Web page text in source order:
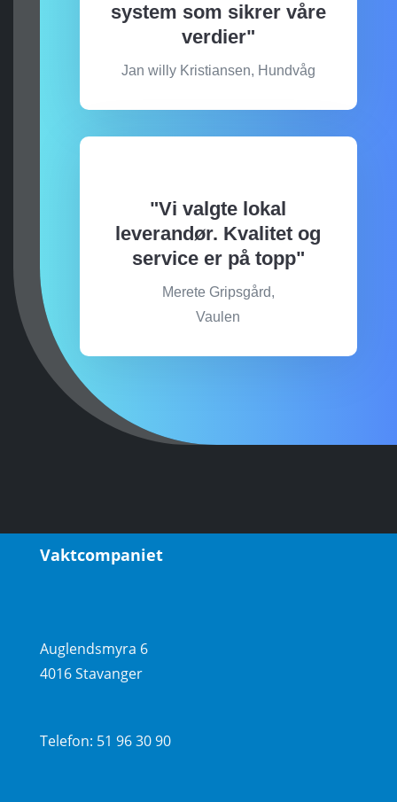
system som sikrer våre
verdier"
Jan willy Kristiansen, Hundvåg
"Vi valgte lokal
leverandør. Kvalitet og
service er på topp"
Merete Gripsgård,
Vaulen
Vaktcompaniet
Auglendsmyra 6
4016 Stavanger
Telefon: 51 96 30 90